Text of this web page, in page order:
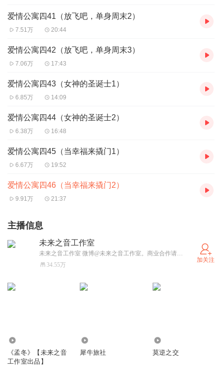
爱情公寓四41（放飞吧，单身周末2）
7.51万 20:44
爱情公寓四42（放飞吧，单身周末3）
7.06万 17:43
爱情公寓四43（女神的圣诞士1）
6.85万 14:09
爱情公寓四44（女神的圣诞士2）
6.38万 16:48
爱情公寓四45（当幸福来撬门1）
6.67万 19:52
爱情公寓四46（当幸福来撬门2）
9.91万 21:37
主播信息
未来之音工作室
未来之音工作室 微博@未来之音工作室。商业合作请联系微信：602785126
34.55万
加关注
《孟冬》【未来之音
工作室出品】
犀牛旅社 莫逆之交